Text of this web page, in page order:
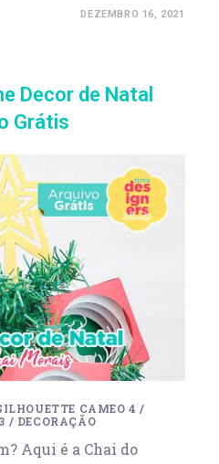
DEZEMBRO 16, 2021
Decor de Natal
Grátis
CAMEO 4 /
/ DECORAÇÃO
Aqui é a Chai do